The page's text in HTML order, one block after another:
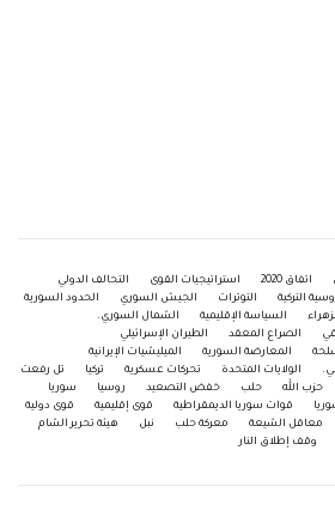
اتفاق 2020 استراتيجيات القوى
التحالف الدولي
التركية
التوترات الجيش السوري
الحدود السورية
السياسة الإقليمية
الشمال السوري.
الصراع المعقد
الطيران الإسرائيلي
المعارضة السورية
الميليشيات الإيرانية
الولايات المتحدة تحركات عسكرية تركيا
تل رفعت
حزب الله حلب خفض التصعيد روسيا
سوريا
قوات سوريا الديمقراطية قوى إقليمية
قوى دولية
معاقل الشيعة معركة حلب نبل
هيئة تحرير الشام
وقف إطلاق النار